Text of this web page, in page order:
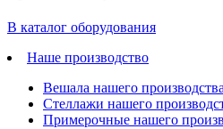
В каталог оборудования
Наше производство
Вешала нашего
Стеллажи нашего
Примерочные нашего